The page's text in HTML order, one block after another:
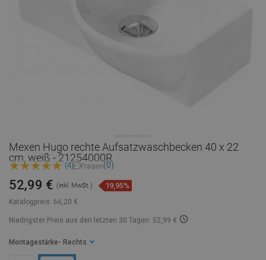
Mexen Hugo rechte Aufsatzwaschbecken 40 x 22
cm, weiß - 21254000R
(4) Fragen(0)
Katalogpreis: 66,20 €
52,99 € (inkl. MwSt.) 19,95%
Niedrigster Preis aus den letzten 30 Tagen: 52,99 €
Montagestärke - Rechts